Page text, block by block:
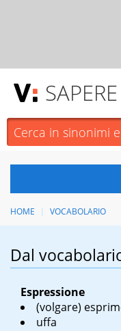
SAPERE
HOME VOCABOLARIO
Dal
Espressione
(volgare)
uffa